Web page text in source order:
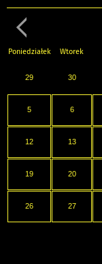
Poniedziałek Wtorek
29 30
5 6
12 13
19 20
26 27